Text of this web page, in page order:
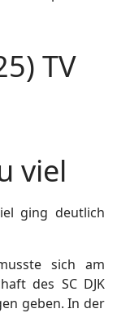
TV
viel
ging deutlich
sich am
des SC DJK
geben. In der